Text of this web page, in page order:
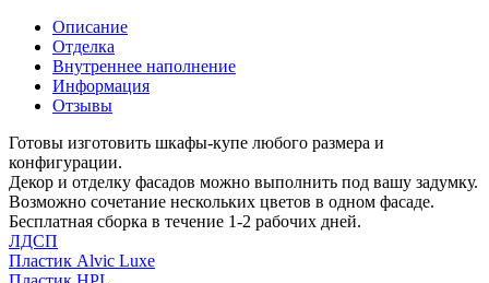
Описание
Отделка
Внутреннее наполнение
Информация
Отзывы
Готовы изготовить шкафы-купе любого размера и
конфигурации.
Декор и отделку фасадов можно выполнить под вашу задумку.
Возможно сочетание нескольких цветов в одном фасаде.
Бесплатная сборка в течение 1-2 рабочих дней.
ЛДСП
Пластик Alvic Luxe